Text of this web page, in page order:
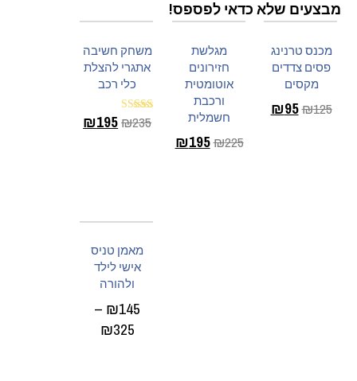
מבצעים שלא כדאי לפספס!
מכנס טרנינג
פסים צדדים
מקסים
₪125
₪95
מגלשת
חזירונים
אוטומטית
ורכבת
חשמלית
₪225
₪195
משחק חשיבה
אתגרי להצלת
כלי רכב
דורג
5.00
₪235
₪195
מאמן טניס
אישי לילד
ולהורה
₪145
–
₪325